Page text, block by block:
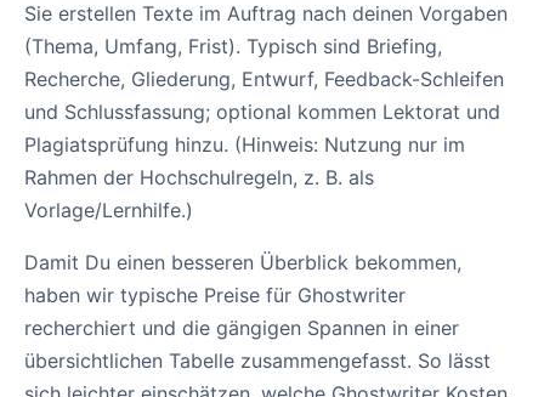
Sie erstellen Texte im Auftrag nach deinen Vorgaben
(Thema, Umfang, Frist). Typisch sind Briefing,
Recherche, Gliederung, Entwurf, Feedback-Schleifen
und Schlussfassung; optional kommen Lektorat und
Plagiatsprüfung hinzu. (Hinweis: Nutzung nur im
Rahmen der Hochschulregeln, z. B. als
Vorlage/Lernhilfe.)
Damit Du einen besseren Überblick bekommen,
haben wir typische Preise für Ghostwriter
recherchiert und die gängigen Spannen in einer
übersichtlichen Tabelle zusammengefasst. So lässt